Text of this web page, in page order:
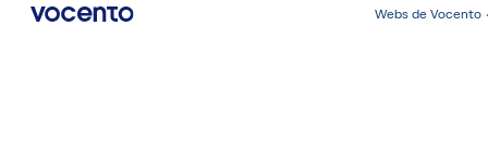
Webs de Vocento